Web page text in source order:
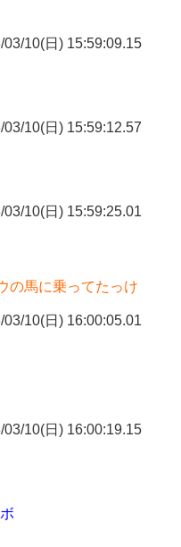
03/10(日) 15:59:09.15
03/10(日) 15:59:12.57
03/10(日) 15:59:25.01
の馬に乗ってたっけ
03/10(日) 16:00:05.01
03/10(日) 16:00:19.15